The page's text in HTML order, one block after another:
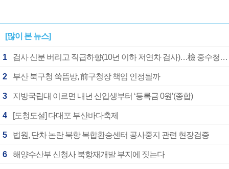
[많이 본 뉴스]
1 검사 신분 버리고 직급하향(10년 이하 저연차 검사)…檢 중수청행 기피
2 부산 북구청 쑥뜸방, 前구청장 책임 인정될까
3 지방국립대 이르면 내년 신입생부터 ‘등록금 0원’(종합)
4 [도청도설] 다대포 부산바다축제
5 법원, 단차 논란 북항 복합환승센터 공사중지 관련 현장검증
6 해양수산부 신청사 북항재개발 부지에 짓는다